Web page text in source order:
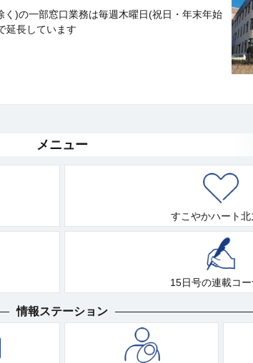
く)の一部窓口業務は毎週木曜日(祝日・年末年始
延長しています
メニュー
すこやかハート北
15日号の連載コ
情報ステーション